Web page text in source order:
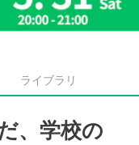
ライブラリ
、学校の